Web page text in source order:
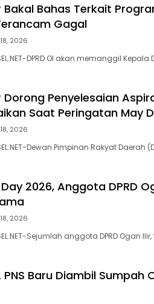
Bakal Bahas Terkait
Gagal
2026
DPRD OI akan memanggil
Dorong Penyelesaian
Saat Peringatan May
2026
Dewan Pimpinan Rakyat Daerah
2026, Anggota DPRD
2026
Sejumlah anggota DPRD Ogan
Baru Diambil Sumpah